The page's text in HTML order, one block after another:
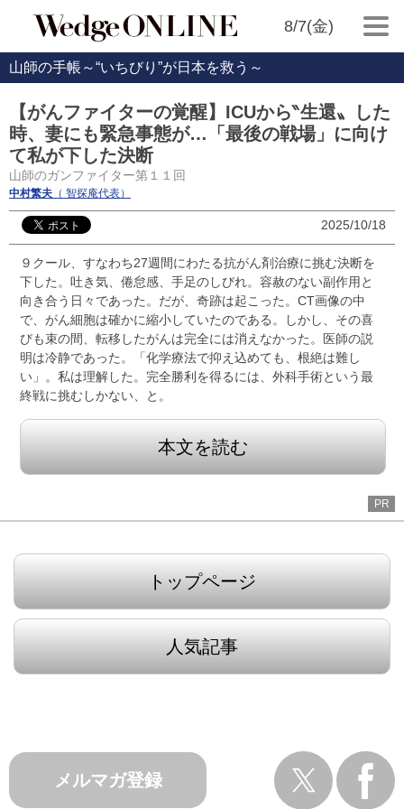
8/7(金)
山師の手帳～“いちびり”が日本を救う～
【がんファイターの覚醒】ICUから‶生還〟した
時、妻にも緊急事態が…「最後の戦場」に向け
て私が下した決断
山師のガンファイター第１１回
中村繁夫 （ 智探庵代表）
2025/10/18
９クール、すなわち27週間にわたる抗がん剤治療に挑む決断を
下した。吐き気、倦怠感、手足のしびれ。容赦のない副作用と
向き合う日々であった。だが、奇跡は起こった。CT画像の中
で、がん細胞は確かに縮小していたのである。しかし、その喜
びも束の間、転移したがんは完全には消えなかった。医師の説
明は冷静であった。「化学療法で抑え込めても、根絶は難し
い」。私は理解した。完全勝利を得るには、外科手術という最
終戦に挑むしかない、と。
本文を読む
PR
トップページ
人気記事
メルマガ登録